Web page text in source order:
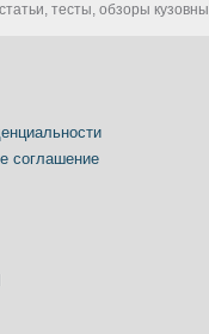
тесты, обзоры
соглашение